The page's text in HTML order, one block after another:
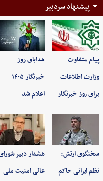
پیشنهاد سردبیر
پیام متفاوت
وزارت اطلاعات
برای روز خبرنگار
هدایای روز
خبرنگار ۱۴۰۵
اعلام شد
سخنگوی ارتش:
نظم ایرانی حاکم
هشدار دبیر
عالی امنیت ملی